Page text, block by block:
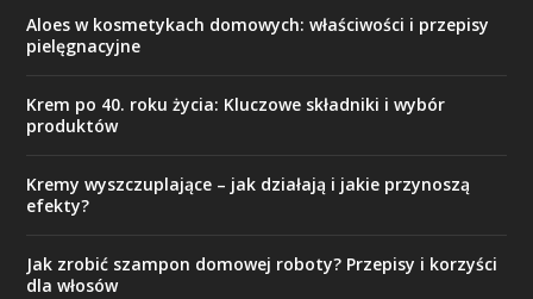
Aloes w kosmetykach domowych: właściwości i przepisy
pielęgnacyjne
Krem po 40. roku życia: Kluczowe składniki i wybór
produktów
Kremy wyszczuplające – jak działają i jakie przynoszą
efekty?
Jak zrobić szampon domowej roboty? Przepisy i korzyści
dla włosów